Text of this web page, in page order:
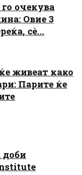
очекува
Овие 3
сè...
живеат како
Парите ќе
доби